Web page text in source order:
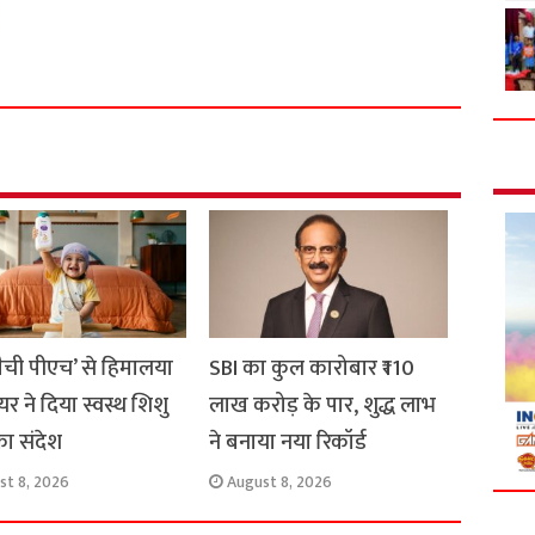
पीएच’ से हिमालया
ने दिया स्वस्थ शिशु
संदेश
8, 2026
SBI का कुल कारोबार ₹110
लाख करोड़ के पार, शुद्ध लाभ
ने बनाया नया रिकॉर्ड
August 8, 2026